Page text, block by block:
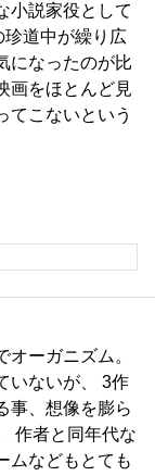
小説家役として
道中が繰り広
になったのが比
画をほとんど見
てこないという
ーガニズム。
いないが、 3作
事、想像を膨ら
作者と同年代な
ムなどもとても